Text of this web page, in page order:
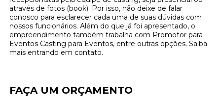
através de fotos (book). Por isso, não deixe de falar
conosco para esclarecer cada uma de suas dúvidas com
nossos funcionários. Além do que já foi apresentado, o
empreendimento também trabalha com Promotor para
Eventos Casting para Eventos, entre outras opções. Saiba
mais entrando em contato.
FAÇA UM ORÇAMENTO